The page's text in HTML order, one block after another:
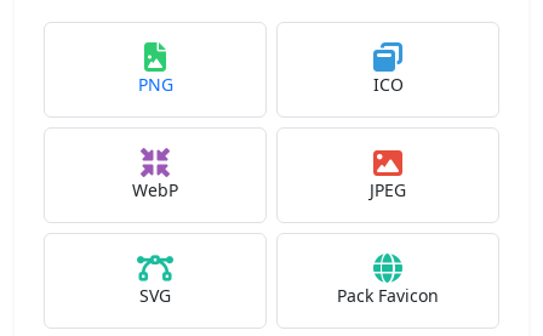
PNG ICO
WebP JPEG
SVG Pack Favicon